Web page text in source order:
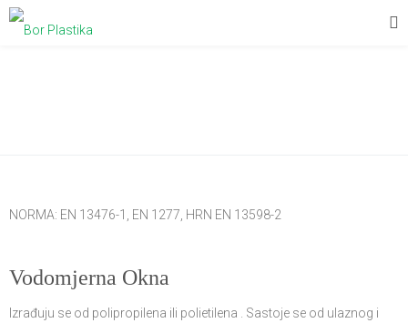
NORMA: EN 13476-1, EN 1277, HRN EN 13598-2
Vodomjerna Okna
Izrađuju se od polipropilena ili polietilena . Sastoje se od ulaznog i